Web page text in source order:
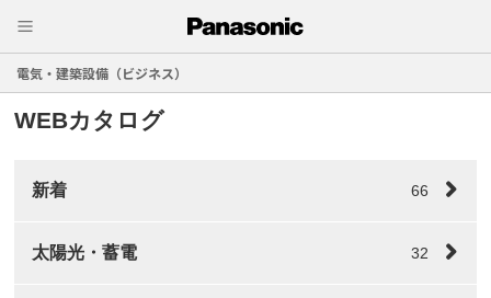
電気・建築設備（ビジネス）
WEBカタログ
新着 66
太陽光・蓄電 32